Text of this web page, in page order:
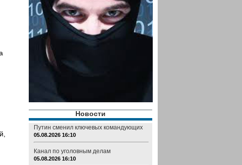
Новости
Путин сменил ключевых командующих
05.08.2026 16:10
Канал по уголовным делам
05.08.2026 16:10